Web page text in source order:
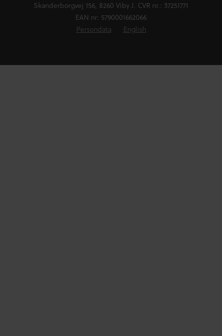
Skanderborgvej 156, 8260 Viby J. CVR nr.: 37251771
EAN nr: 5790001662066
Persondata
English